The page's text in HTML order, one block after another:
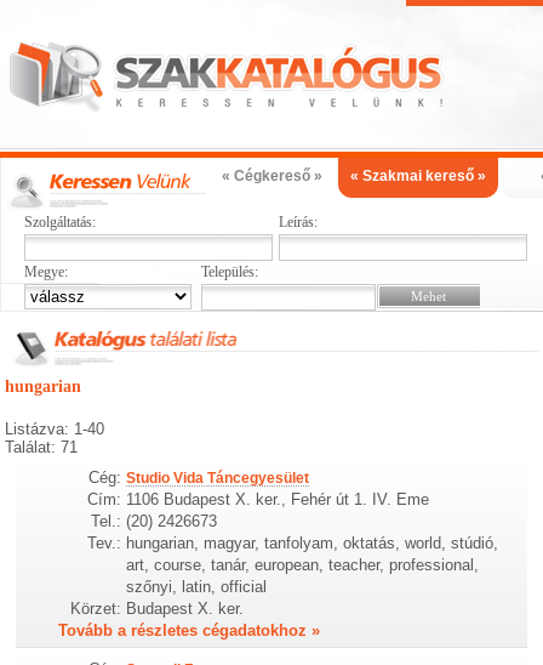
« Cégkereső » « Szakmai kereső »
Szolgáltatás: Leírás:
Megye: Település:
hungarian
Listázva: 1-40
Találat: 71
Cég: Studio Vida Táncegyesület
Cím: 1106 Budapest X. ker., Fehér út 1. IV. Eme
Tel.: (20) 2426673
Tev.: hungarian, magyar, tanfolyam, oktatás, world, stúdió,
art, course, tanár, european, teacher, professional,
szőnyi, latin, official
Körzet: Budapest X. ker.
Tovább a részletes cégadatokhoz »